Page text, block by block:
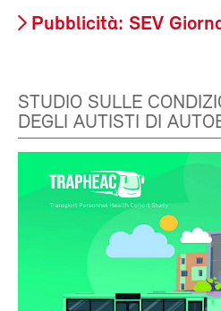
Pubblicità: SEV
STUDIO SULLE
DEGLI AUTISTI DI